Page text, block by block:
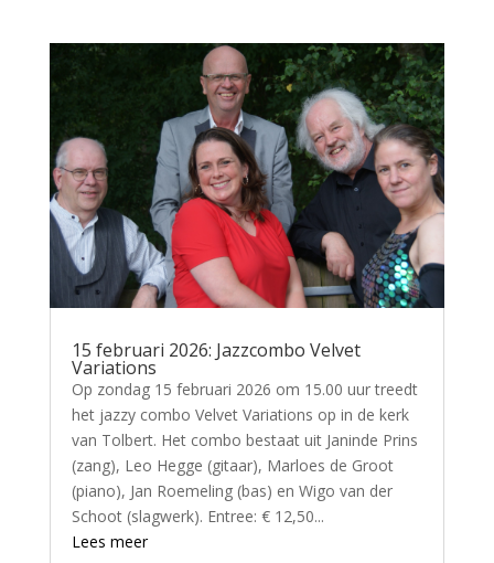
15 februari 2026: Jazzcombo Velvet
Variations
Op zondag 15 februari 2026 om 15.00 uur treedt
het jazzy combo Velvet Variations op in de kerk
van Tolbert. Het combo bestaat uit Janinde Prins
(zang), Leo Hegge (gitaar), Marloes de Groot
(piano), Jan Roemeling (bas) en Wigo van der
Schoot (slagwerk). Entree: € 12,50...
Lees meer